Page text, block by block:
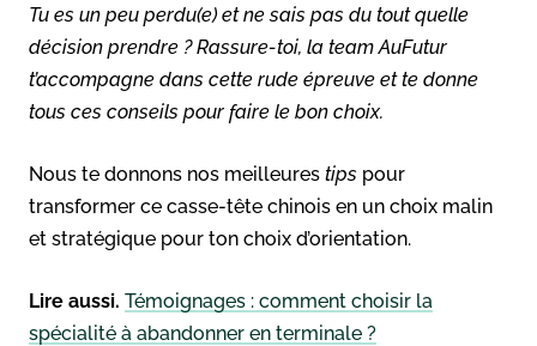
Tu es un peu perdu(e) et ne sais pas du tout quelle
décision prendre ? Rassure-toi, la team AuFutur
t’accompagne dans cette rude épreuve et te donne
tous ces conseils pour faire le bon choix.
Nous te donnons nos meilleures tips pour
transformer ce casse-tête chinois en un choix malin
et stratégique pour ton choix d’orientation.
Lire aussi. Témoignages : comment choisir la
spécialité à abandonner en terminale ?